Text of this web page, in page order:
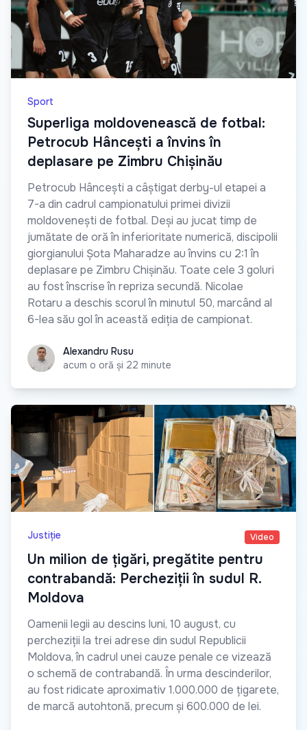
Sport
Superliga moldovenească de fotbal:
Petrocub Hâncești a învins în
deplasare pe Zimbru Chișinău
Petrocub Hâncești a câștigat derby-ul etapei a
7-a din cadrul campionatului primei divizii
moldovenești de fotbal. Deși au jucat timp de
jumătate de oră în inferioritate numerică, discipolii
giorgianului Șota Maharadze au învins cu 2:1 în
deplasare pe Zimbru Chișinău. Toate cele 3 goluri
au fost înscrise în repriza secundă. Nicolae
Rotaru a deschis scorul în minutul 50, marcând al
6-lea său gol în această ediția de campionat.
Alexandru Rusu
Alexandru Rusu
acum o oră și 22 minute
Justiție Video
Un milion de țigări, pregătite pentru
contrabandă: Percheziții în sudul R.
Moldova
Oamenii legii au descins luni, 10 august, cu
percheziții la trei adrese din sudul Republicii
Moldova, în cadrul unei cauze penale ce vizează
o schemă de contrabandă. În urma descinderilor,
au fost ridicate aproximativ 1.000.000 de țigarete,
de marcă autohtonă, precum și 600.000 de lei.